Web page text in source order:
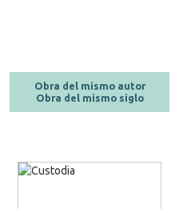
Obra del mismo autor
Obra del mismo siglo